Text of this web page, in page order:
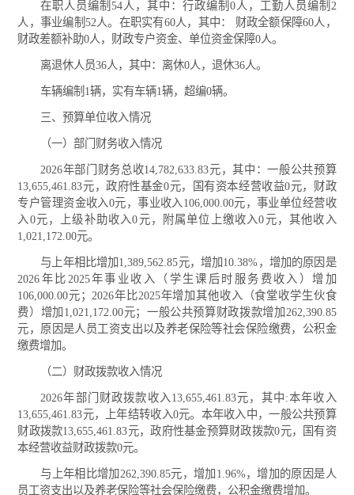
在职人员编制54人，其中：行政编制0人，工勤人员编制2
人，事业编制52人。在职实有60人，其中： 财政全额保障60人，
财政差额补助0人，财政专户资金、单位资金保障0人。
离退休人员36人，其中：离休0人，退休36人。
车辆编制1辆，实有车辆1辆，超编0辆。
三、预算单位收入情况
（一）部门财务收入情况
2026年部门财务总收14,782,633.83元，其中：一般公共预算
13,655,461.83元，政府性基金0元，国有资本经营收益0元，财政
专户管理资金收入0元，事业收入106,000.00元，事业单位经营收
入0元，上级补助收入0元，附属单位上缴收入0元，其他收入
1,021,172.00元。
与上年相比增加1,389,562.85元，增加10.38%，增加的原因是
2026年比2025年事业收入（学生课后时服务费收入）增加
106,000.00元；2026年比2025年增加其他收入（食堂收学生伙食
费）增加1,021,172.00元；一般公共预算财政拨款增加262,390.85
元，原因是人员工资支出以及养老保险等社会保险缴费，公积金
缴费增加。
（二）财政拨款收入情况
2026年部门财政拨款收入13,655,461.83元，其中:本年收入
13,655,461.83元，上年结转收入0元。本年收入中，一般公共预算
财政拨款13,655,461.83元，政府性基金预算财政拨款0元，国有资
本经营收益财政拨款0元。
与上年相比增加262,390.85元，增加1.96%，增加的原因是人
员工资支出以及养老保险等社会保险缴费，公积金缴费增加。